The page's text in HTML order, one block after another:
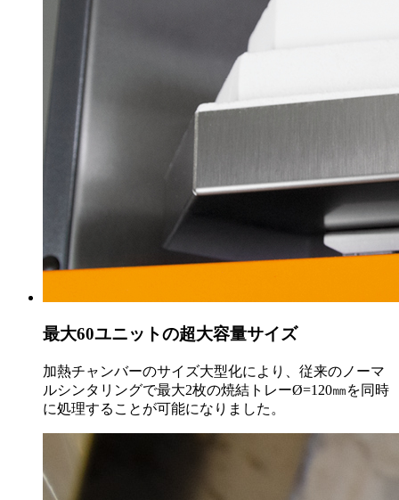
最大60ユニットの超大容量サイズ
加熱チャンバーのサイズ大型化により、従来のノーマ
ルシンタリングで最大2枚の焼結トレーØ=120㎜を同時
に処理することが可能になりました。